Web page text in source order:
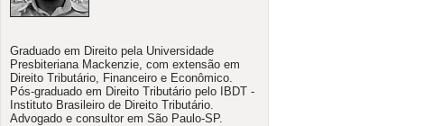
Graduado em Direito pela Universidade
Presbiteriana Mackenzie, com extensão em
Direito Tributário, Financeiro e Econômico.
Pós-graduado em Direito Tributário pelo IBDT -
Instituto Brasileiro de Direito Tributário.
Advogado e consultor em São Paulo-SP.